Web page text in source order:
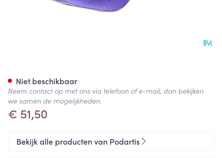
€ 51,50
Niet beschikbaar
Neem contact op met ons via telefoon of e-mail, dan bekijken
we samen de mogelijkheden.
Bekijk alle producten van Podartis